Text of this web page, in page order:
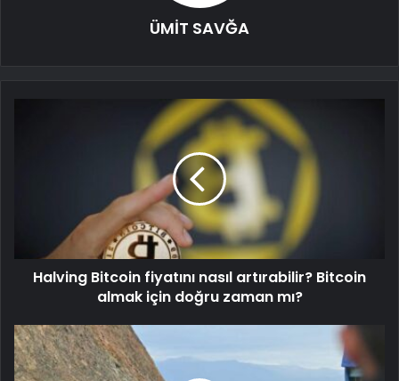
ÜMİT SAVĞA
Halving Bitcoin fiyatını nasıl artırabilir? Bitcoin
almak için doğru zaman mı?